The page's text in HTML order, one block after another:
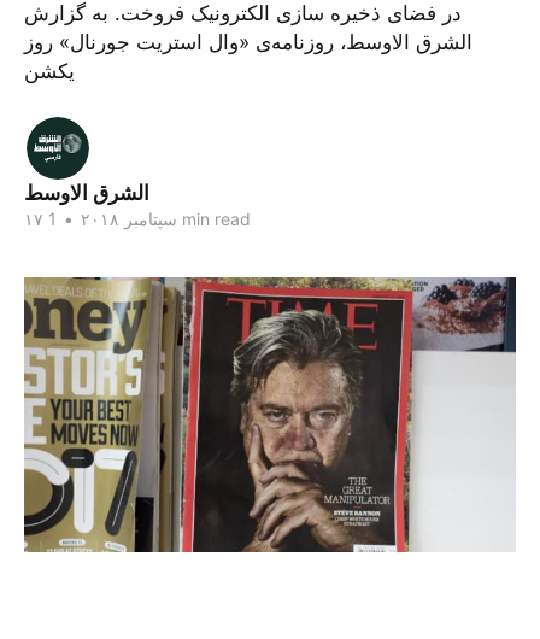
در فضای ذخیره‌‌ ‌سازی الکترونیک فروخت. به گزارش
الشرق الاوسط، روزنامه‌ی «وال استریت جورنال» روز
یکشن
الشرق الاوسط
۱۷ سپتامبر ۲۰۱۸ • 1 min read